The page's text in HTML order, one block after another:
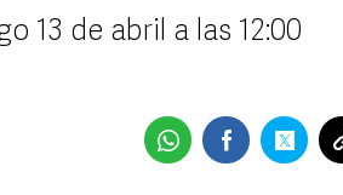
13 de abril a las 12:00